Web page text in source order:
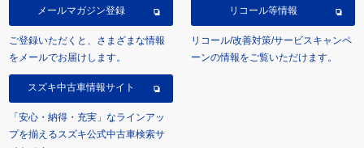
メールマガジン登録
ご登録いただくと、さまざまな情報
をメールでお届けします。
リコール等情報
リコール/改善対策/サービスキャンペ
ーンの情報をご覧いただけます。
スズキ中古車情報サイト
「安心・納得・充実」なラインアッ
プを揃えるスズキ公式中古車検索サ